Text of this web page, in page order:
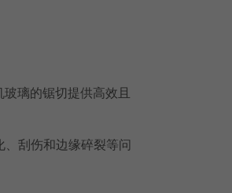
璃的锯切提供高效且
刮伤和边缘碎裂等问